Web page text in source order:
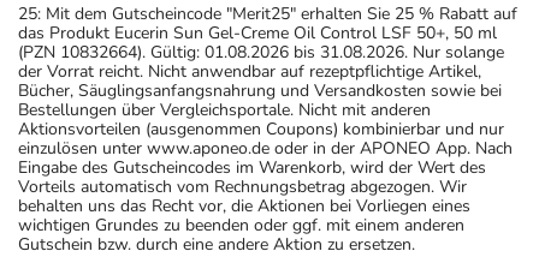
25: Mit dem Gutscheincode "Merit25" erhalten Sie 25 % Rabatt auf
das Produkt Eucerin Sun Gel-Creme Oil Control LSF 50+, 50 ml
(PZN 10832664). Gültig: 01.08.2026 bis 31.08.2026. Nur solange
der Vorrat reicht. Nicht anwendbar auf rezeptpflichtige Artikel,
Bücher, Säuglingsanfangsnahrung und Versandkosten sowie bei
Bestellungen über Vergleichsportale. Nicht mit anderen
Aktionsvorteilen (ausgenommen Coupons) kombinierbar und nur
einzulösen unter www.aponeo.de oder in der APONEO App. Nach
Eingabe des Gutscheincodes im Warenkorb, wird der Wert des
Vorteils automatisch vom Rechnungsbetrag abgezogen. Wir
behalten uns das Recht vor, die Aktionen bei Vorliegen eines
wichtigen Grundes zu beenden oder ggf. mit einem anderen
Gutschein bzw. durch eine andere Aktion zu ersetzen.